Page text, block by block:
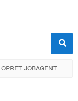
Opret jobagent